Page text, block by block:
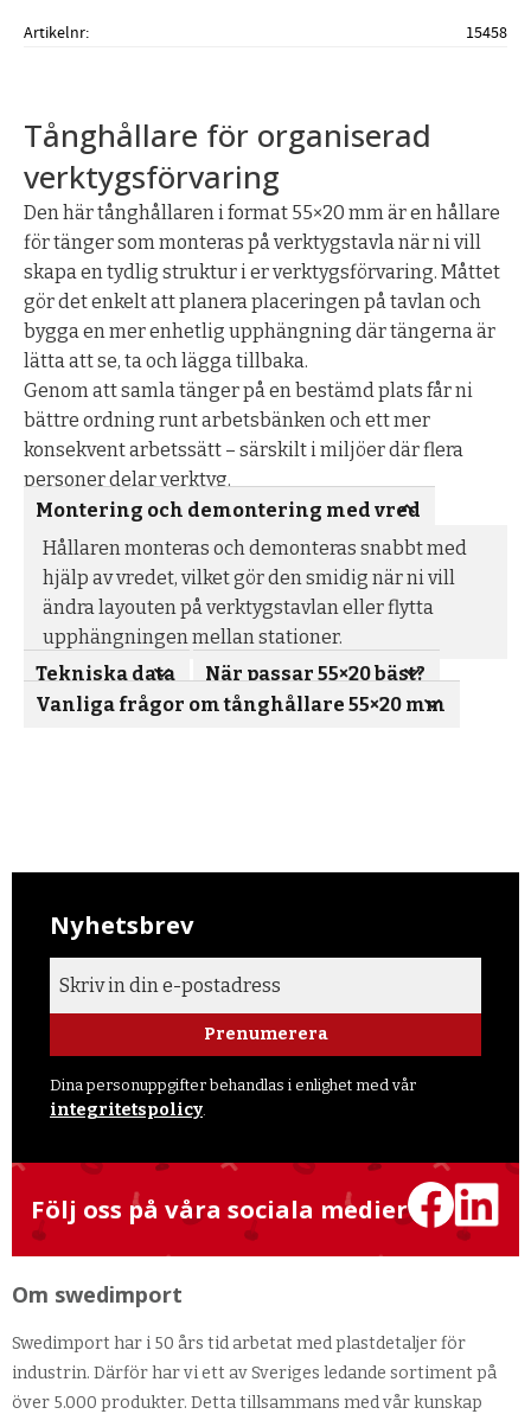
Artikelnr 15458
Tånghållare för organiserad
verktygsförvaring
Den här tånghållaren i format 55×20 mm är en hållare
för tänger som monteras på verktygstavla när ni vill
skapa en tydlig struktur i er verktygsförvaring. Måttet
gör det enkelt att planera placeringen på tavlan och
bygga en mer enhetlig upphängning där tängerna är
lätta att se, ta och lägga tillbaka.
Genom att samla tänger på en bestämd plats får ni
bättre ordning runt arbetsbänken och ett mer
konsekvent arbetssätt – särskilt i miljöer där flera
personer delar verktyg.
Montering och demontering med vred
Hållaren monteras och demonteras snabbt med
hjälp av vredet, vilket gör den smidig när ni vill
ändra layouten på verktygstavlan eller flytta
upphängningen mellan stationer.
Tekniska data
När passar 55×20 bäst?
Vanliga frågor om tånghållare 55×20 mm
Nyhetsbrev
Prenumerera
Dina personuppgifter behandlas i enlighet med vår
integritetspolicy
Följ oss på våra sociala medier
Om swedimport
Swedimport har i 50 års tid arbetat med plastdetaljer för
industrin. Därför har vi ett av Sveriges ledande sortiment på
över 5.000 produkter. Detta tillsammans med vår kunskap